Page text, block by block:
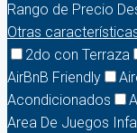
Rango de Precio
Otras
2do con Terraza
AirBnB Friendly
Acondicionados
Area De Juegos